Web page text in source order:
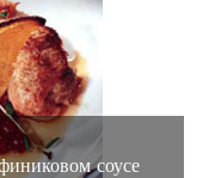
соусе